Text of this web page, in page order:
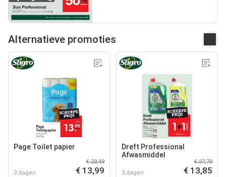
Alternatieve promoties
Page Toilet papier
3 dagen
€ 23,49
€ 13,99
Dreft Professional
Afwasmiddel
3 dagen
€ 27,70
€ 13,85